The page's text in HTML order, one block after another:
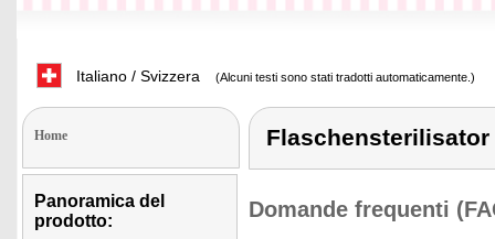
Italiano / Svizzera (Alcuni testi sono stati tradotti automaticamente.)
Home
Panoramica del
prodotto:
Flaschensterilisator
Domande frequenti